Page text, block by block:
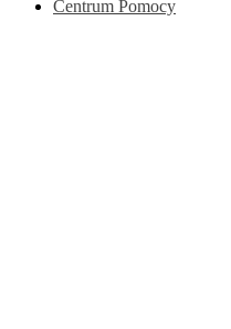
Centrum Pomocy